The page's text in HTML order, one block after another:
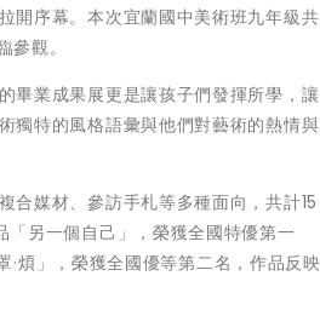
開序幕。本次宜蘭國中美術班九年級共
觀。
畢業成果展更是讓孩子們發揮所學，讓
獨特的風格語彙與他們對藝術的熱情與
合媒材、參訪手札等多種面向，共計15
另一個自己」，榮獲全國特優第一
煩」，榮獲全國優等第二名，作品反映